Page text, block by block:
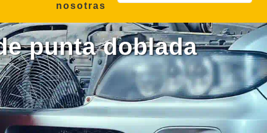
nosotras
punta doblada